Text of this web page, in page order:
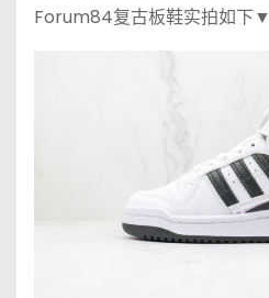
Forum84复古板鞋实拍如下▼